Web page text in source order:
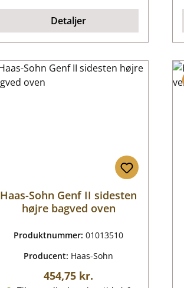
Detaljer
Haas-Sohn Genf II sidesten
højre bagved oven
Produktnummer:01013510
Producent: Haas-Sohn
Almindelig pris:
454,75 kr.